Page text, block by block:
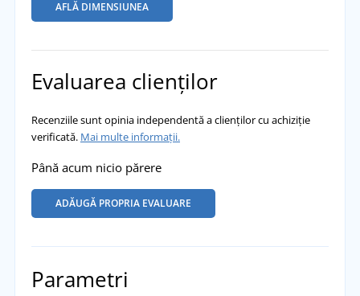
AFLĂ DIMENSIUNEA
Evaluarea clienților
Recenziile sunt opinia independentă a clienților cu achiziție
verificată. Mai multe informații.
Până acum nicio părere
ADĂUGĂ PROPRIA EVALUARE
Parametri